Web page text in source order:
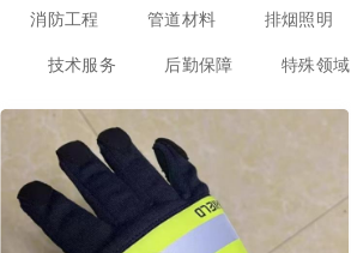
消防工程 管道材料 排烟照明
技术服务 后勤保障 特殊领域